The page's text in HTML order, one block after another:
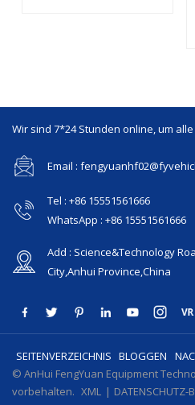
Wir sind 7*24 Stunden online, um
Email :
Tel : +86 15551561666
WhatsApp : +86 15551561666
Add : Science&Technology
City,Anhui Province,China
SEITENVERZEICHNIS BLOGGEN
© AnHui FengYuan Equipment
vorbehalten. XML | DATENSCHUTZ-